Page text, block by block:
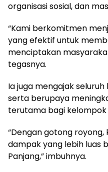
organisasi sosial, dan
“Kami berkomitmen
yang efektif untuk
menciptakan
tegasnya.
Ia juga mengajak
serta berupaya
terutama bagi
“Dengan gotong
dampak yang lebih luas
Panjang,” imbuhnya.